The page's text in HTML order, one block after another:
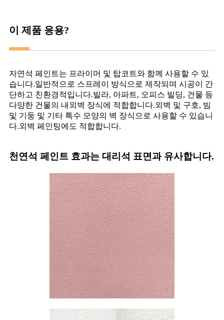
이 제품 응용?
자연석 페인트는 프라이머 및 탑코트와 함께 사용할 수 있
습니다.일반적으로 스프레이 방식으로 제작되며 시공이 간
단하고 친환경적입니다.빌라, 아파트, 오피스 빌딩, 건물 등
다양한 건물의 내외벽 장식에 적합합니다.외벽 및 구호, 빔
및 기둥 및 기타 특수 모양의 벽 장식으로 사용할 수 있습니
다.외벽 페인팅에도 적합합니다.
천연석 페인트 효과는 대리석 표면과 유사합니다.